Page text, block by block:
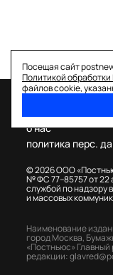
Посещая сайт
Политикой
файлов cookie,
© 2026 ООО
№ ФС 77–85757 от 22
службой по надзору
и массовых
о нас
политика перс.
Наименование
город Москва,
«Постньюс»
редакции: